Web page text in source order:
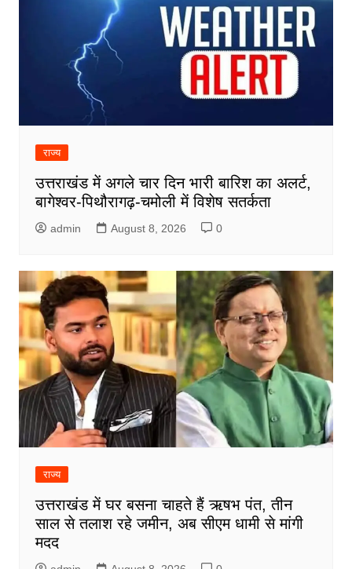
राज्य
उत्तराखंड में अगले चार दिन भारी बारिश का अलर्ट,
बागेश्वर-पिथौरागढ़-चमोली में विशेष सतर्कता
admin August 8, 2026 0
राज्य
उत्तराखंड में घर बसना चाहते हैं ऋषभ पंत, तीन
साल से तलाश रहे जमीन, अब सीएम धामी से मांगी
मदद